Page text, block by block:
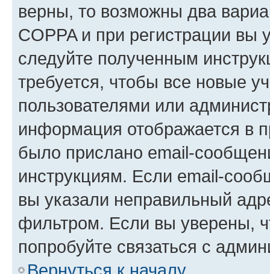
верны, то возможны два
COPPA и при регистрации вы
следуйте полученным
требуется, чтобы все новые
пользователями или
информация отображается в
было прислано email-
инструкциям. Если email-
вы указали неправильный
фильтром. Если вы уверены,
попробуйте связаться с
Вернуться к началу